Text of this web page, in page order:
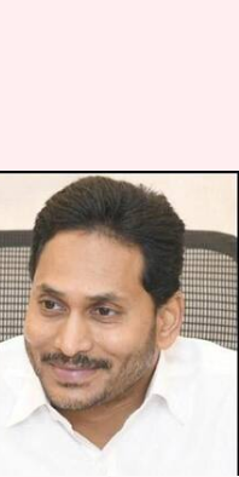
రాజ్యసభ
ఖరారు
06:23 pm
నిర్ణయం మేరకు
మూడు రాజ్యసభ